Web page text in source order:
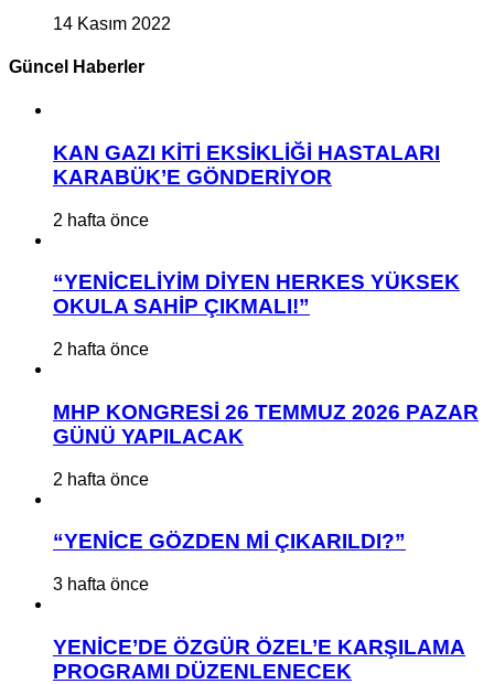
14 Kasım 2022
Güncel Haberler
KAN GAZI KİTİ EKSİKLİĞİ HASTALARI
KARABÜK’E GÖNDERİYOR
2 hafta önce
“YENİCELİYİM DİYEN HERKES YÜKSEK
OKULA SAHİP ÇIKMALI!”
2 hafta önce
MHP KONGRESİ 26 TEMMUZ 2026 PAZAR
GÜNÜ YAPILACAK
2 hafta önce
“YENİCE GÖZDEN Mİ ÇIKARILDI?”
3 hafta önce
YENİCE’DE ÖZGÜR ÖZEL’E KARŞILAMA
PROGRAMI DÜZENLENECEK